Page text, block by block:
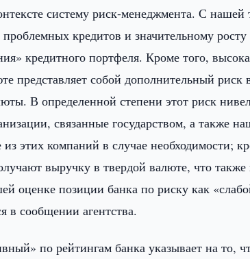
систему риск-менеджмента. С нашей
кредитов и значительному
кредитного портфеля. Кроме того,
представляет собой дополнительный
В определенной степени этот риск
связанные государством, а также
этих компаний в случае необходимости;
выручку в твердой валюте, что
оценке позиции банка по риску как
в сообщении агентства.
по рейтингам банка указывает на